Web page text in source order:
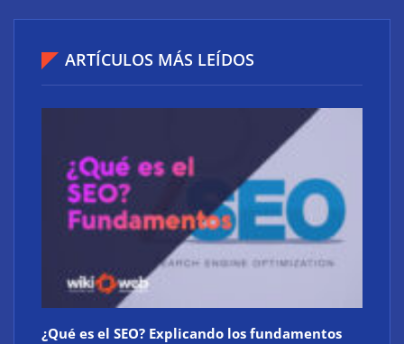
IBSAT logra un acuerdo con Amazon Leo para llevar
PortugalARTÍCULOS MÁS LEÍDOS
¿Qué es el SEO? Explicando los fundamentos